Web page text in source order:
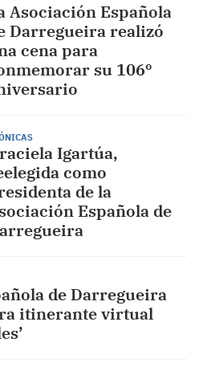
Asociación Española
Darregueira realizó
cena para
su 106º
Igartúa,
como
de la
Española de
de Darregueira
itinerante virtual